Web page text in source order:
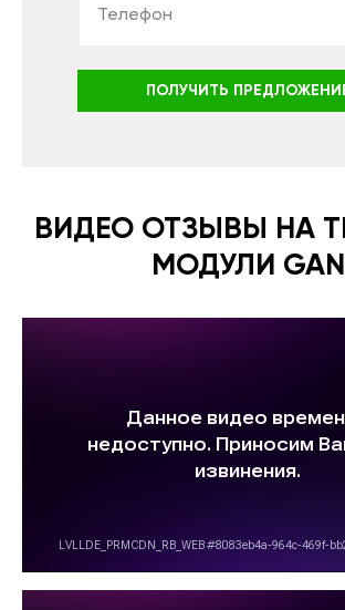
ПОЛУЧИТЬ
ВИДЕО ОТЗЫВЫ НА
МОДУЛИ GAN